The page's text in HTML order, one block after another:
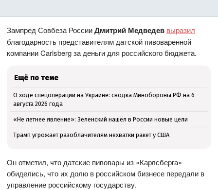
Зампред Совбеза РоссииДмитрий Медведев выразил
благодарность представителям датской пивоваренной
компании Carlsberg за деньги для российского бюджета.
Ещё по теме
О ходе спецоперации на Украине: сводка Минобороны РФ на 6
августа 2026 года
«Не летнее явление»: Зеленский нашёл в России новые цели
Трамп угрожает разоблачителям нехватки ракет у США
Он отметил, что датские пивовары из «Карлсберга»
обиделись, что их долю в российском бизнесе передали в
управление российскому государству.